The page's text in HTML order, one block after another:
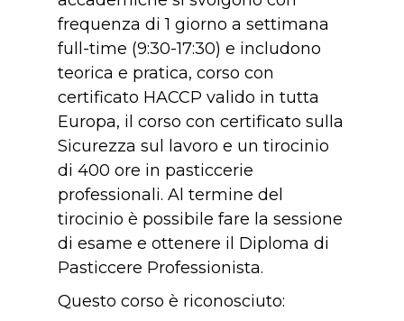
frequenza di 1 giorno a settimana
full-time (9:30-17:30) e includono
teorica e pratica, corso con
certificato HACCP valido in tutta
Europa, il corso con certificato sulla
Sicurezza sul lavoro e un tirocinio
di 400 ore in pasticcerie
professionali. Al termine del
tirocinio è possibile fare la sessione
di esame e ottenere il Diploma di
Pasticcere Professionista.
Questo corso è riconosciuto: